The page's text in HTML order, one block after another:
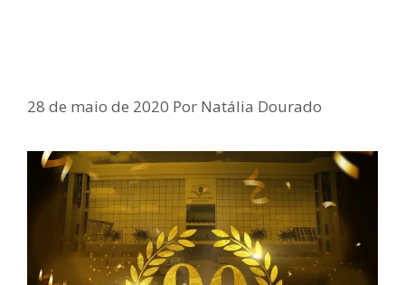
28 de maio de 2020 Por Natália Dourado